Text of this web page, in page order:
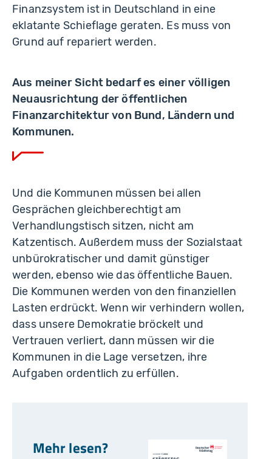
Finanzsystem ist in Deutschland in eine
eklatante Schieflage geraten. Es muss von
Grund auf repariert werden.
Aus meiner Sicht bedarf es einer völligen
Neuausrichtung der öffentlichen
Finanzarchitektur von Bund, Ländern und
Kommunen.
Und die Kommunen müssen bei allen
Gesprächen gleichberechtigt am
Verhandlungstisch sitzen, nicht am
Katzentisch. Außerdem muss der Sozialstaat
unbürokratischer und damit günstiger
werden, ebenso wie das öffentliche Bauen.
Die Kommunen werden von den finanziellen
Lasten erdrückt. Wenn wir verhindern wollen,
dass unsere Demokratie bröckelt und
Vertrauen verliert, dann müssen wir die
Kommunen in die Lage versetzen, ihre
Aufgaben ordentlich zu erfüllen.
Mehr lesen?